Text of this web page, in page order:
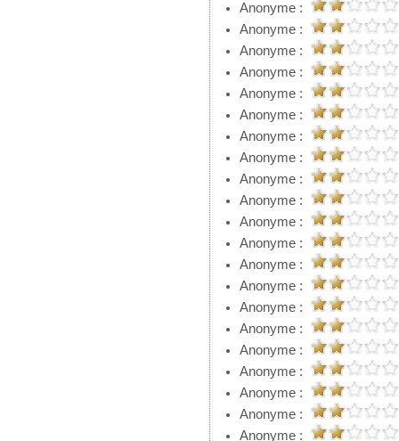
Anonyme :
Anonyme :
Anonyme :
Anonyme :
Anonyme :
Anonyme :
Anonyme :
Anonyme :
Anonyme :
Anonyme :
Anonyme :
Anonyme :
Anonyme :
Anonyme :
Anonyme :
Anonyme :
Anonyme :
Anonyme :
Anonyme :
Anonyme :
Anonyme :